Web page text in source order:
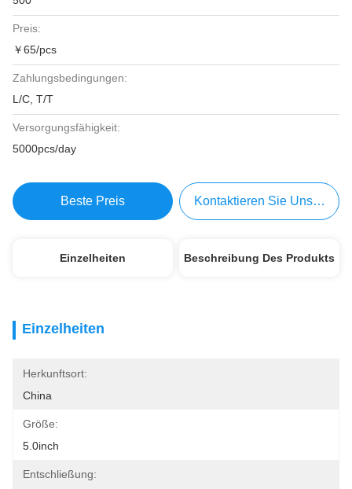
Preis:
￥65/pcs
Zahlungsbedingungen:
L/C, T/T
Versorgungsfähigkeit:
5000pcs/day
Beste Preis Kontaktieren Sie Uns Jetzt
Einzelheiten Beschreibung Des Produkts
Einzelheiten
Herkunftsort:
China
Größe:
5.0inch
Entschließung: